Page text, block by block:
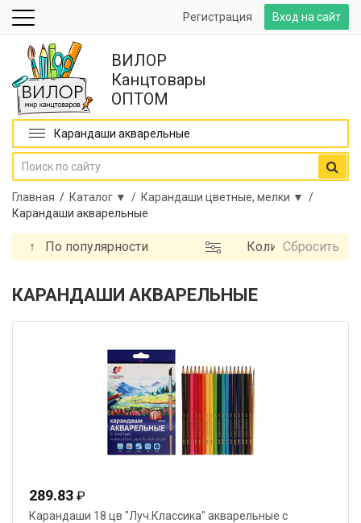
Вход на сайт
Регистрация
ВИЛОР
Канцтовары
ОПТОМ
Карандаши акварельные
Главная / Каталог ▼ / Карандаши цветные, мелки ▼ /
Карандаши акварельные
↑ По популярности
Количество
Материал
Форма
Бренд
Сбросить
КАРАНДАШИ АКВАРЕЛЬНЫЕ
289.83 ₽
Карандаши 18 цв "Луч.Классика" акварельные с